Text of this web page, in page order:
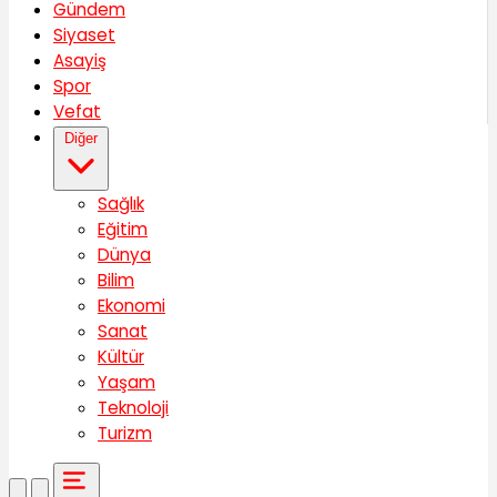
Gündem
Siyaset
Asayiş
Spor
Vefat
Diğer
Sağlık
Eğitim
Dünya
Bilim
Ekonomi
Sanat
Kültür
Yaşam
Teknoloji
Turizm